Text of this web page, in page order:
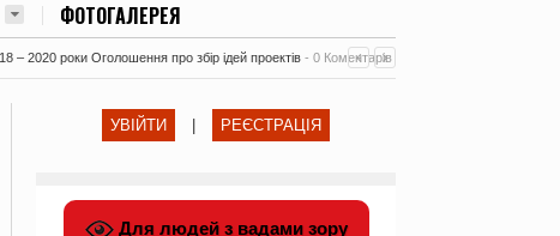
ФОТОГАЛЕРЕЯ
– 2020 роки Оголошення про збір ідей проектів - 0 Коментарів
УВІЙТИ РЕЄСТРАЦІЯ
Для людей з вадами зору